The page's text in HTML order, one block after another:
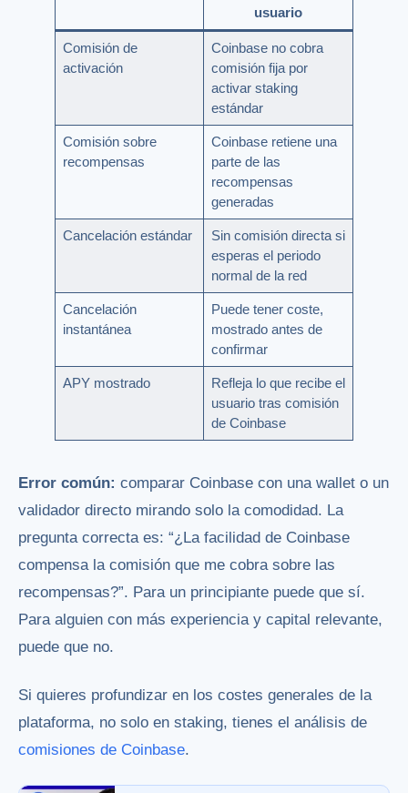
usuario
Comisión de
activación
Coinbase no cobra
comisión fija por
activar staking
estándar
Comisión sobre
recompensas
Coinbase retiene una
parte de las
recompensas
generadas
Cancelación estándar
Sin comisión directa si
esperas el periodo
normal de la red
Cancelación
instantánea
Puede tener coste,
mostrado antes de
confirmar
APY mostrado
Refleja lo que recibe el
usuario tras comisión
de Coinbase
Error común: comparar Coinbase con una wallet o un
validador directo mirando solo la comodidad. La
pregunta correcta es: “¿La facilidad de Coinbase
compensa la comisión que me cobra sobre las
recompensas?”. Para un principiante puede que sí.
Para alguien con más experiencia y capital relevante,
puede que no.
Si quieres profundizar en los costes generales de la
plataforma, no solo en staking, tienes el análisis de
comisiones de Coinbase.